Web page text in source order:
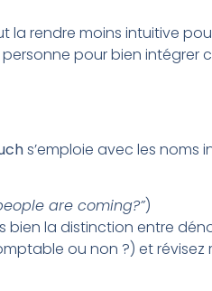
la rendre moins intuitive
pour bien intégrer
s’emploie avec les noms
are coming?”)
la distinction entre
ou non ?) et